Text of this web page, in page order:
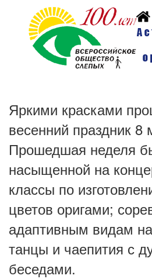
Яркими красками
весенний праздник 8
Прошедшая неделя
насыщенной на
классы по
цветов оригами;
адаптивным видам
танцы и чаепития с
беседами.